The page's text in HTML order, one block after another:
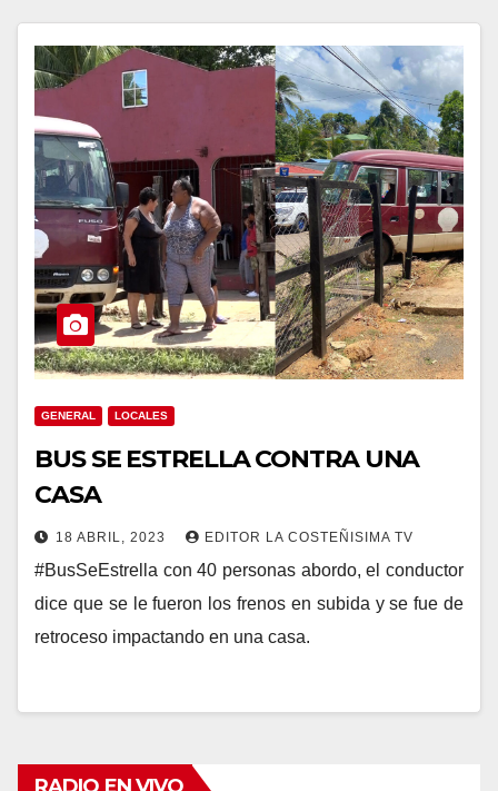
GENERAL LOCALES
BUS SE ESTRELLA CONTRA UNA
CASA
18 ABRIL, 2023 EDITOR LA COSTEÑISIMA TV
#BusSeEstrella con 40 personas abordo, el conductor
dice que se le fueron los frenos en subida y se fue de
retroceso impactando en una casa.